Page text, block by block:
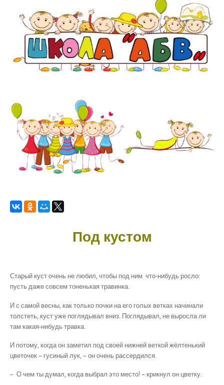
Под кустом
Старый куст очень не любил, чтобы под ним что-нибудь росло:
пусть даже совсем тоненькая травинка.
И с самой весны, как только почки на его голых ветках начинали
толстеть, куст уже поглядывал вниз. Поглядывал, не выросла ли
там какая-нибудь травка.
И потому, когда он заметил под своей нижней веткой жёлтенький
цветочек – гусиный лук, – он очень рассердился.
– О чем ты думал, когда выбрал это место! – крикнул он цветку.